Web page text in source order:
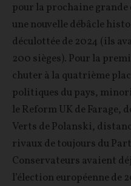
pour la prochaine grande
une nouvelle débâcle
déculottée de 2024 (ils
200 sièges). Pour la
chuter à la quatrième
politiques du pays,
le Reform UK de Farage,
Verts de Polanski,
rivaux de toujours du
Conservateurs avaient
l’élection européenne de